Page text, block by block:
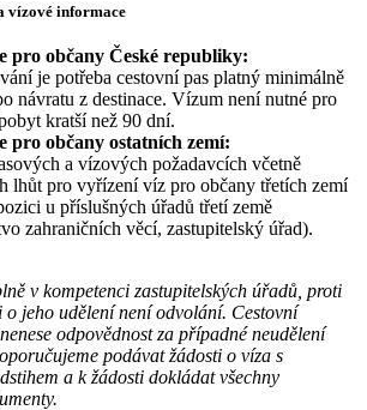
vízové informace
pro občany České republiky:
je potřeba cestovní pas platný minimálně
návratu z destinace. Vízum není nutné pro
kratší než 90 dní.
pro občany ostatních zemí:
a vízových požadavcích včetně
lhůt pro vyřízení víz pro občany třetích zemí
u příslušných úřadů třetí země
zahraničních věcí, zastupitelský úřad).
v kompetenci zastupitelských úřadů, proti
o jeho udělení není odvolání. Cestovní
odpovědnost za případné neudělení
podávat žádosti o víza s
a k žádosti dokládat všechny